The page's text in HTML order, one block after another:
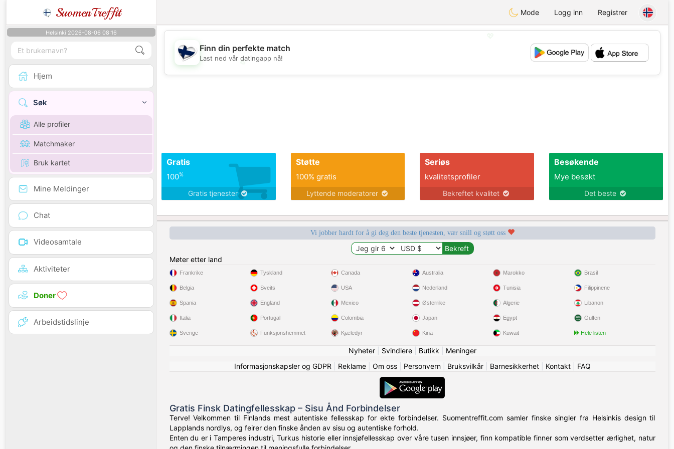
SuomenTreffit Mode Logg inn Registrer
Helsinki 2026-08-06 08:16
Hjem
Søk
Alle profiler
Matchmaker
Bruk kartet
Mine Meldinger
Chat
Videosamtale
Aktiviteter
Doner
Arbeidstidslinje
💖
💕
Finn din perfekte match
Last ned vår datingapp nå!
Gratis
100%
Gratis tjenester
Støtte
100% gratis
Lyttende moderatorer
Seriøs
kvalitetsprofiler
Bekreftet kvalitet
Besøkende
Mye besøkt
Det beste
Vi jobber hardt for å gi deg den beste tjenesten, vær snill og støtt oss
Møter etter land
Frankrike
Belgia
Spania
Italia
Sverige
Tyskland
Sveits
England
Portugal
Funksjonshemmet
Canada
USA
Mexico
Colombia
Kjæledyr
Australia
Nederland
Østerrike
Japan
Kina
Marokko
Tunisia
Algerie
Egypt
Kuwait
Brasil
Filippinene
Libanon
Gulfen
Hele listen
Nyheter| Svindlere| Butikk
Meninger
Informasjonskapsler og GDPR
Reklame| Om oss| Personvern| Bruksvilkår| Barnesikkerhet| Kontakt| FAQ
Gratis Finsk Datingfellesskap – Sisu Ånd Forbindelser
Terve! Velkommen til Finlands mest autentiske fellesskap for ekte forbindelser. Suomentreffit.com samler finske singler fra Helsinkis design til
Lapplands nordlys, og feirer den finske ånden av sisu og autentiske forhold.
Enten du er i Tamperes industri, Turkus historie eller innsjøfellesskap over våre tusen innsjøer, finn kompatible finner som verdsetter ærlighet, natur